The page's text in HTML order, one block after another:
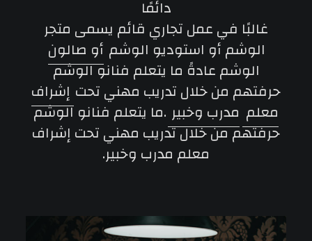
دائمًا
غالبًا في عمل تجاري قائم يسمى متجر
الوشم أو استوديو الوشم أو صالون
الوشم عادةً ما يتعلم فنانو الوشم
حرفتهم من خلال تدريب مهني تحت إشراف
معلم مدرب وخبير .ما يتعلم فنانو الوشم
حرفتهم من خلال تدريب مهني تحت إشراف
معلم مدرب وخبير.